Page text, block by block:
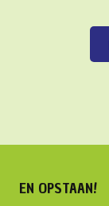
EN OPSTAAN!